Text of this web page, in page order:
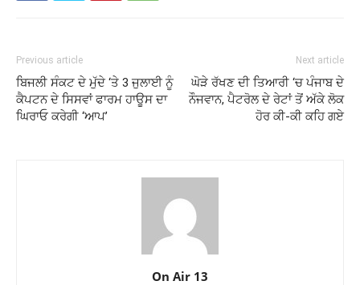
Previous article
ਬਿਜਲੀ ਸੰਕਟ ਦੇ ਮੁੱਦੇ ‘ਤੇ 3 ਜੁਲਾਈ ਨੂੰ
ਕੈਪਟਨ ਦੇ ਸਿਸਵਾਂ ਫਾਰਮ ਹਾਊਸ ਦਾ
ਘਿਰਾਓ ਕਰੇਗੀ ‘ਆਪ’
Next article
ਘੋੜੇ ਰੱਖਣ ਦੀ ਤਿਆਰੀ ‘ਚ ਪੰਜਾਬ ਦੇ
ਨੌਜਵਾਨ, ਪੈਟਰੋਲ ਦੇ ਰੇਟਾਂ ਤੋਂ ਅੱਕੇ ਲੋਕ
ਹੋਰ ਕੀ-ਕੀ ਕਹਿ ਗਏ
On Air 13